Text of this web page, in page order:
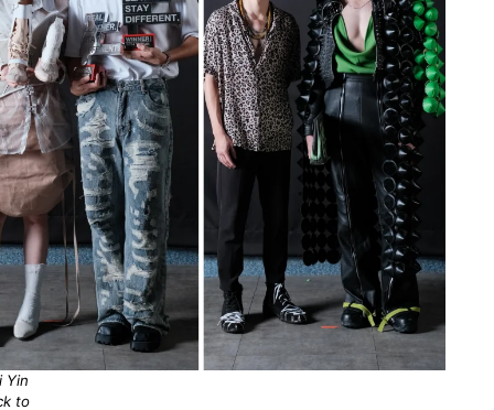
Yin
to